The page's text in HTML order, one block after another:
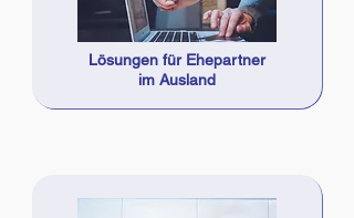
Lösungen für Ehepartner
im Ausland